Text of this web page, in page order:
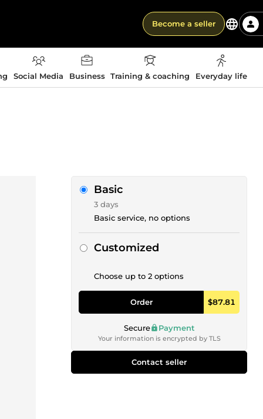
Become a seller
Social Media Business Training & coaching Everyday life
Basic
3 days
Basic service, no options
Customized
Choose up to 2 options
Order $87.81
Secure Payment
Your information is encrypted by TLS
Contact seller